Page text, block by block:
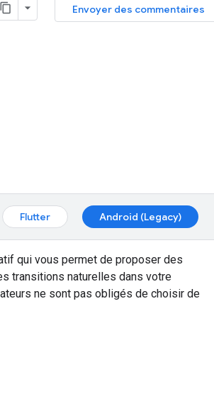
Envoyer des commentaires
Flutter Android (Legacy)
qui vous permet de proposer des
transitions naturelles dans votre
ne sont pas obligés de choisir de